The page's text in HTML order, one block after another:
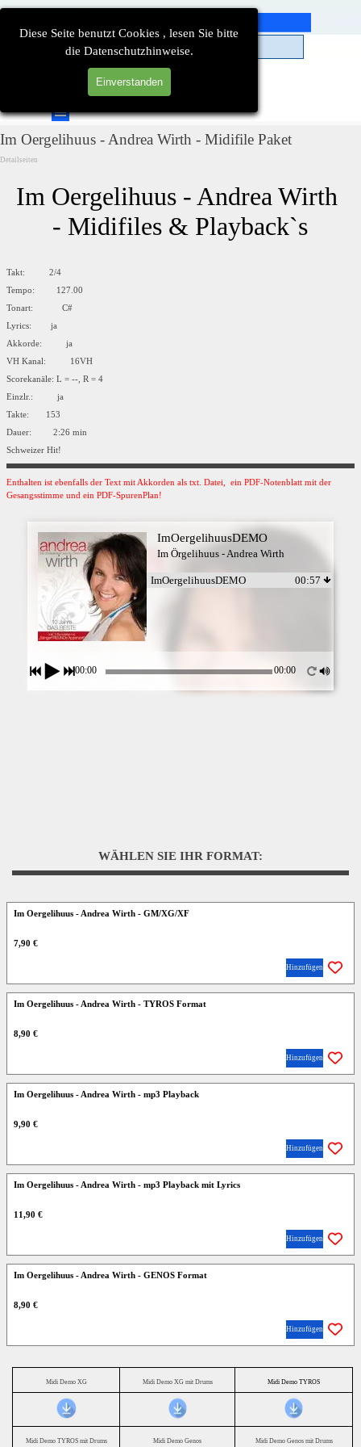
Diese Seite benutzt Cookies , lesen Sie bitte
die Datenschutzhinweise.
Einverstanden
Direkt zum Seiteninhalt
Menü überspringen
Im Oergelihuus - Andrea Wirth - Midifile Paket
Detailseiten
Im Oergelihuus - Andrea Wirth
- Midifiles & Playback`s
Takt: 2/4
Tempo: 127.00
Tonart: C#
Lyrics: ja
Akkorde: ja
VH Kanal: 16VH
Scorekanäle: L = --, R = 4
Einzlr.: ja
Takte: 153
Dauer: 2:26 min
Schweizer Hit!
Enthalten ist ebenfalls der Text mit Akkorden als txt. Datei, ein PDF-Notenblatt mit der
Gesangsstimme und ein PDF-SpurenPlan!
ImOergelihuusDEMO
Im Örgelihuus - Andrea Wirth
ImOergelihuusDEMO 00:57
00:00 00:00
WÄHLEN SIE IHR FORMAT:
Im Oergelihuus - Andrea Wirth - GM/XG/XF
7,90 €
Hinzufügen
Im Oergelihuus - Andrea Wirth - TYROS Format
8,90 €
Hinzufügen
Im Oergelihuus - Andrea Wirth - mp3 Playback
9,90 €
Hinzufügen
Im Oergelihuus - Andrea Wirth - mp3 Playback mit Lyrics
11,90 €
Hinzufügen
Im Oergelihuus - Andrea Wirth - GENOS Format
8,90 €
Hinzufügen
Midi Demo XG Midi Demo XG mit Drums Midi Demo TYROS
Midi Demo TYROS mit Drums Midi Demo Genos Midi Demo Genos mit Drums